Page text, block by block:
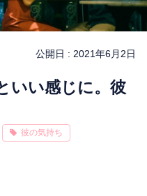
時期
片思い 結婚
公開日 : 2021年6月2日
いい感じに。彼
彼の気持ち